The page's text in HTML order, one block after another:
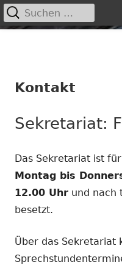
Primäres
nach:
Kontakt
Sekretariat:
Das Sekretariat ist
Montag bis
12.00 Uhr und nach
besetzt.
Über das Sekretariat